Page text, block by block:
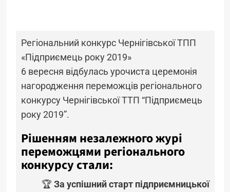
Регіональний конкурс Чернігівської ТПП
«Підприємець року 2019»
6 вересня відбулась урочиста церемонія
нагородження переможців регіонального
конкурсу Чернігівської ТТП “Підприємець
року 2019”.
Рішенням незалежного журі
переможцями регіонального
конкурсу стали:
🏆 За успішний старт підприємницької